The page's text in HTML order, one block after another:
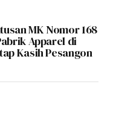
MK Nomor 168
Apparel di
Kasih Pesangon